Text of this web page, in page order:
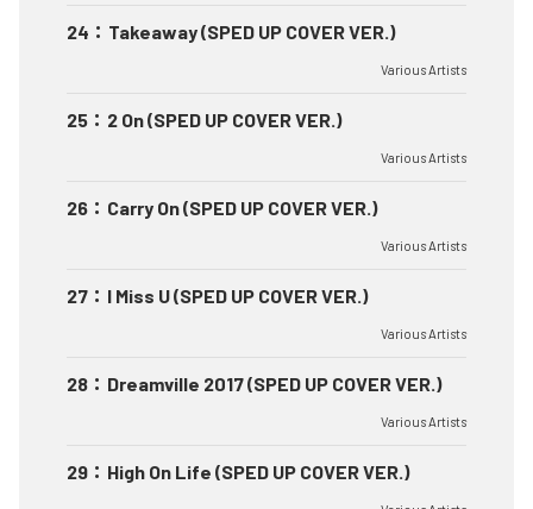
24 ： Takeaway (SPED UP COVER VER.)
Various Artists
25 ： 2 On (SPED UP COVER VER.)
Various Artists
26 ： Carry On (SPED UP COVER VER.)
Various Artists
27 ： I Miss U (SPED UP COVER VER.)
Various Artists
28 ： Dreamville 2017 (SPED UP COVER VER.)
Various Artists
29 ： High On Life (SPED UP COVER VER.)